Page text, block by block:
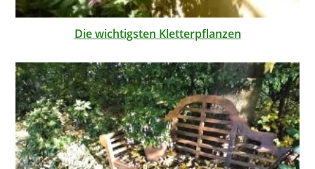
Die wichtigsten Kletterpflanzen